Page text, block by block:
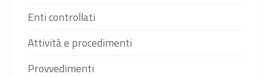
Enti controllati
Attività e procedimenti
Provvedimenti